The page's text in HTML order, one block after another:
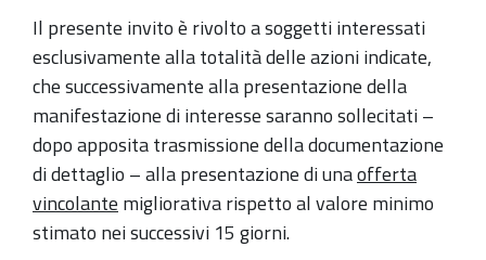
Il presente invito è rivolto a soggetti interessati
esclusivamente alla totalità delle azioni indicate,
che successivamente alla presentazione della
manifestazione di interesse saranno sollecitati –
dopo apposita trasmissione della documentazione
di dettaglio – alla presentazione di unaofferta
vincolante migliorativa rispetto al valore minimo
stimato nei successivi 15 giorni.